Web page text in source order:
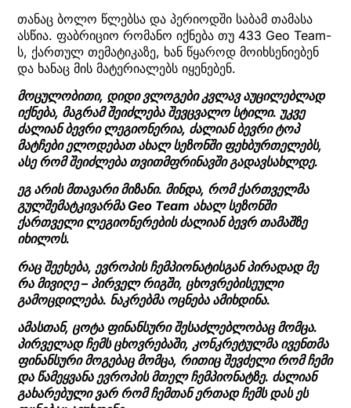
თანაც ბოლო წლებსა და პერიოდში საბამ თამასა
ასწია. ფაბრიციო რომანო იქნება თუ 433 Geo Team-
ს, ქართულ თემატიკაზე, ხან წყაროდ მოიხსენიებენ
და ხანაც მის მატერიალებს იყენებენ.
მოცულობითი, დიდი ვლოგები კვლავ აუცილებლად
იქნება, მაგრამ შეიძლება შევცვალო სტილი. უკვე
ძალიან ბევრი ლეგიონერია, ძალიან ბევრი ტოპ
მატჩები ელოდებათ ახალ სეზონში ფეხბურთელებს,
ასე რომ შეიძლება თვითმფრინავში გადავსახლდე.
ეგ არის მთავარი მიზანი. მინდა, რომ ქართველმა
გულშემატკივარმა Geo Team ახალ სეზონში
ქართველი ლეგიონერების ძალიან ბევრ თამაშზე
იხილოს.
რაც შეეხება, ევროპის ჩემპიონატისგან პირადად მე
რა მივიღე – პირველ რიგში, ცხოვრებისეული
გამოცდილება. ნაკრებმა ოცნება ამიხდინა.
ამასთან, ცოტა ფინანსური შესაძლებლობაც მომცა.
პირველად ჩემს ცხოვრებაში, კონკრეტულმა ივენთმა
ფინანსური მოგებაც მომცა, რითიც შევძელი რომ ჩემი
და წამეყვანა ევროპის მთელ ჩემპიონატზე. ძალიან
გახარებული ვარ რომ ჩემთან ერთად ჩემს დას ეს